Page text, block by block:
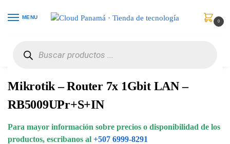
MENU
0
Mikrotik – Router 7x 1Gbit LAN –
RB5009UPr+S+IN
Para mayor información sobre precios o disponibilidad de los
productos, escribanos al +507 6999-8291